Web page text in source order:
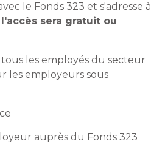
le Fonds 323 et s'adresse à
l'accès sera gratuit ou
les employés du secteur
les employeurs sous
auprès du Fonds 323